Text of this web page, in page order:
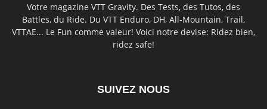
Votre magazine VTT Gravity. Des Tests, des Tutos, des
Battles, du Ride. Du VTT Enduro, DH, All-Mountain, Trail,
VTTAE... Le Fun comme valeur! Voici notre devise: Ridez bien,
ridez safe!
SUIVEZ NOUS